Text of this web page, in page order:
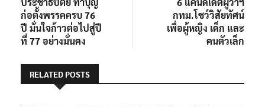
เรื่อง
ก่อตั้งพรรคครบ 76
ปี มั่นใจก้าวต่อไปสู่ปี
ที่ 77 อย่างมั่นคง
กทม.โชว์วิสัยทัศน์
เพื่อผู้หญิง เด็ก และ
คนตัวเล็ก
RELATED POSTS